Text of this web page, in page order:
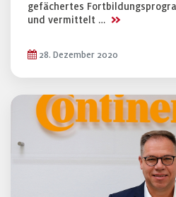
gefächertes
und vermittelt … >>
28. Dezember 2020